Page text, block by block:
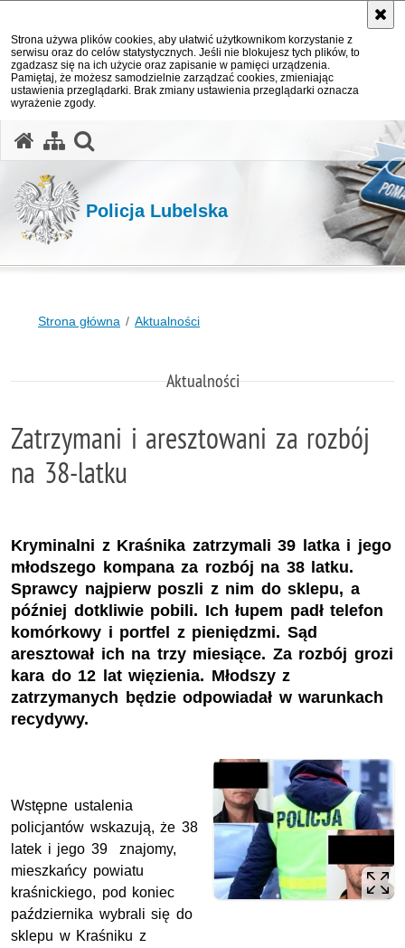
Strona używa plików cookies, aby ułatwić użytkownikom korzystanie z
serwisu oraz do celów statystycznych. Jeśli nie blokujesz tych plików, to
zgadzasz się na ich użycie oraz zapisanie w pamięci urządzenia.
Pamiętaj, że możesz samodzielnie zarządzać cookies, zmieniając
ustawienia przeglądarki. Brak zmiany ustawienia przeglądarki oznacza
wyrażenie zgody.
Policja Lubelska
Strona główna Aktualności
Aktualności
Zatrzymani i aresztowani za rozbój
na 38-latku
Kryminalni z Kraśnika zatrzymali 39 latka i jego
młodszego kompana za rozbój na 38 latku.
Sprawcy najpierw poszli z nim do sklepu, a
później dotkliwie pobili. Ich łupem padł telefon
komórkowy i portfel z pieniędzmi. Sąd
aresztował ich na trzy miesiące. Za rozbój grozi
kara do 12 lat więzienia. Młodszy z
zatrzymanych będzie odpowiadał w warunkach
recydywy.
Wstępne ustalenia
policjantów wskazują, że 38
latek i jego 39 znajomy,
mieszkańcy powiatu
kraśnickiego, pod koniec
października wybrali się do
sklepu w Kraśniku z